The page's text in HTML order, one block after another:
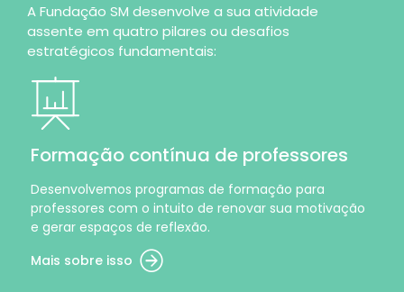
A Fundação SM desenvolve a sua atividade
assente em quatro pilares ou desafios
estratégicos fundamentais:
Formação contínua de professores
Desenvolvemos programas de formação para
professores com o intuito de renovar sua motivação
e gerar espaços de reflexão.
Mais sobre isso